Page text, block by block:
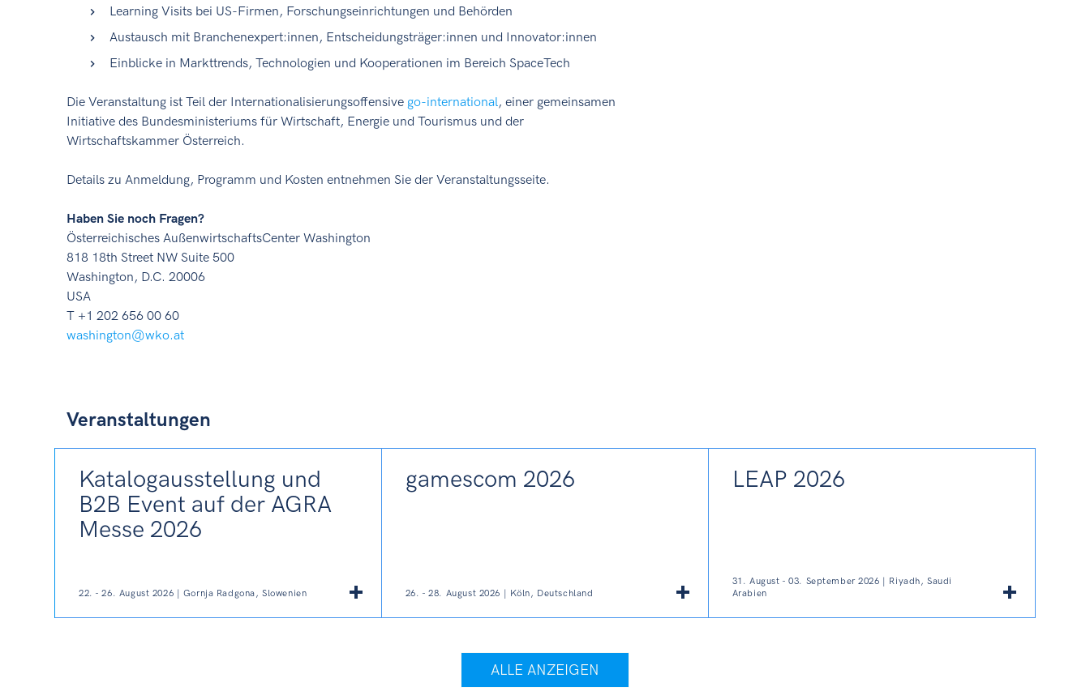
Learning Visits bei US-Firmen, Forschungseinrichtungen und Behörden
Austausch mit Branchenexpert:innen, Entscheidungsträger:innen und Innovator:innen
Einblicke in Markttrends, Technologien und Kooperationen im Bereich SpaceTech
Die Veranstaltung ist Teil der Internationalisierungsoffensive go-international, einer gemeinsamen
Initiative des Bundesministeriums für Wirtschaft, Energie und Tourismus und der
Wirtschaftskammer Österreich.
Details zu Anmeldung, Programm und Kosten entnehmen Sie der Veranstaltungsseite.
Haben Sie noch Fragen?
Österreichisches AußenwirtschaftsCenter Washington
818 18th Street NW Suite 500
Washington, D.C. 20006
USA
T +1 202 656 00 60
washington@wko.at
Veranstaltungen
Katalogausstellung und
B2B Event auf der AGRA
Messe 2026
22. - 26. August 2026 | Gornja Radgona, Slowenien
gamescom 2026
26. - 28. August 2026 | Köln, Deutschland
LEAP 2026
31. August - 03. September 2026 | Riyadh, Saudi
Arabien
ALLE ANZEIGEN